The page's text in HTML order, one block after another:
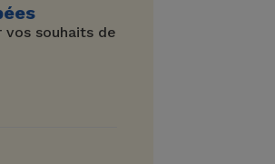
souhaits de